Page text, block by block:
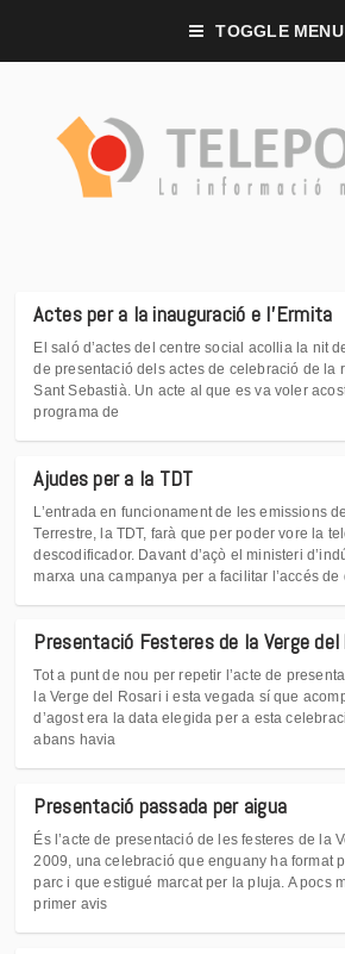
TOGGLE MENU
Actes per a la inauguració e l'Ermita
El saló d’actes del centre social acollia la nit
de presentació dels actes de celebració de la
Sant Sebastià. Un acte al que es va voler
programa de
Ajudes per a la TDT
L’entrada en funcionament de les emissions
Terrestre, la TDT, farà que per poder vore la
descodificador. Davant d’açò el ministeri
marxa una campanya per a facilitar l’accés de
Presentació Festeres de la Verge del
Tot a punt de nou per repetir l’acte de
la Verge del Rosari i esta vegada sí que
d’agost era la data elegida per a esta
abans havia
Presentació passada per aigua
És l’acte de presentació de les festeres de la
2009, una celebració que enguany ha format
parc i que estigué marcat per la pluja. A pocs
primer avis